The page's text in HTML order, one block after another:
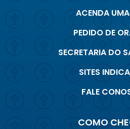
ACENDA
PEDIDO DE
SECRETARIA DO
SITES
FALE
COMO